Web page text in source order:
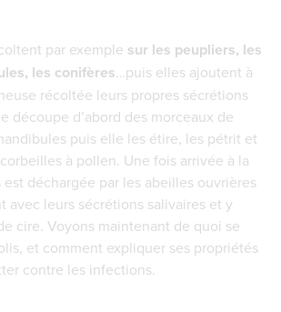
par exemple sur les peupliers, les
les conifères…puis elles ajoutent à
récoltée leurs propres sécrétions
découpe d’abord des morceaux de
puis elle les étire, les pétrit et
à pollen. Une fois arrivée à la
déchargée par les abeilles ouvrières
avec leurs sécrétions salivaires et y
cire. Voyons maintenant de quoi se
et comment expliquer ses propriétés
contre les infections.